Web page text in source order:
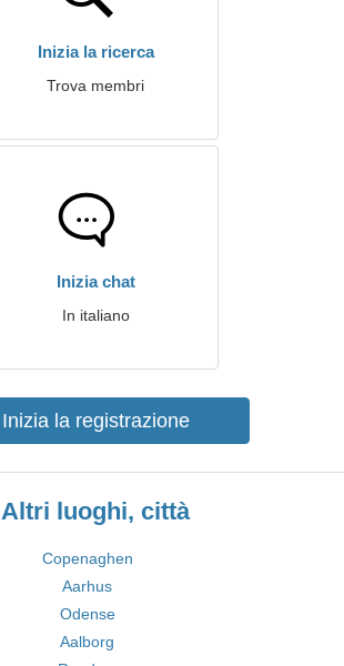
Inizia la ricerca
Trova membri
Inizia chat
In italiano
Inizia la registrazione
Altri luoghi, città
Copenaghen
Aarhus
Odense
Aalborg